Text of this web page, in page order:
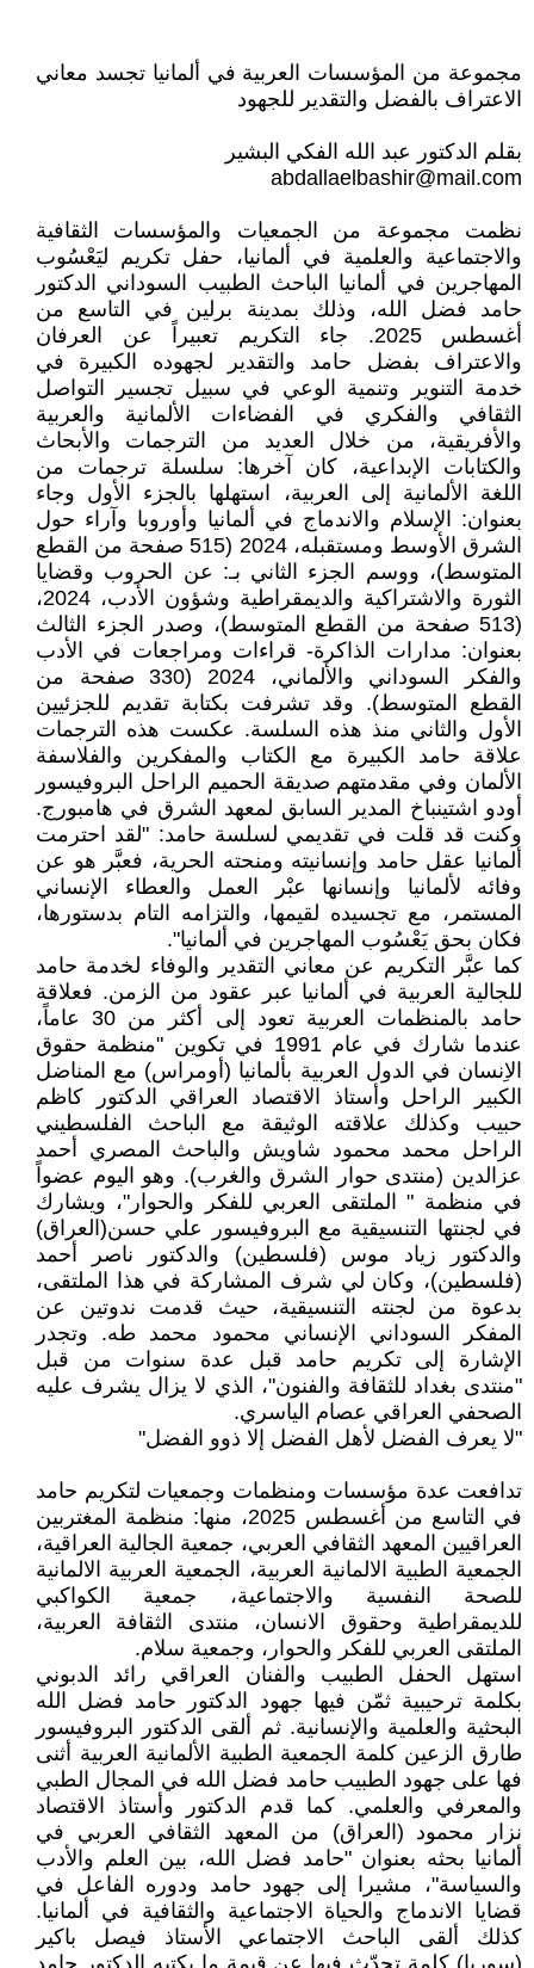
مجموعة من المؤسسات العربية في ألمانيا تجسد معاني
الاعتراف بالفضل والتقدير للجهود
بقلم الدكتور عبد الله الفكي البشير
abdallaelbashir@mail.com
نظمت مجموعة من الجمعيات والمؤسسات الثقافية
والاجتماعية والعلمية في ألمانيا، حفل تكريم ليَعْسُوب
المهاجرين في ألمانيا الباحث الطبيب السوداني الدكتور
حامد فضل الله، وذلك بمدينة برلين في التاسع من
أغسطس 2025. جاء التكريم تعبيراً عن العرفان
والاعتراف بفضل حامد والتقدير لجهوده الكبيرة في
خدمة التنوير وتنمية الوعي في سبيل تجسير التواصل
الثقافي والفكري في الفضاءات الألمانية والعربية
والأفريقية، من خلال العديد من الترجمات والأبحاث
والكتابات الإبداعية، كان آخرها: سلسلة ترجمات من
اللغة الألمانية إلى العربية، استهلها بالجزء الأول وجاء
بعنوان: الإسلام والاندماج في ألمانيا وأوروبا وآراء حول
الشرق الأوسط ومستقبله، 2024 (515 صفحة من القطع
المتوسط)، ووسم الجزء الثاني بـ: عن الحروب وقضايا
الثورة والاشتراكية والديمقراطية وشؤون الأدب، 2024،
(513 صفحة من القطع المتوسط)، وصدر الجزء الثالث
بعنوان: مدارات الذاكرة- قراءات ومراجعات في الأدب
والفكر السوداني والألماني، 2024 (330 صفحة من
القطع المتوسط). وقد تشرفت بكتابة تقديم للجزئيين
الأول والثاني منذ هذه السلسة. عكست هذه الترجمات
علاقة حامد الكبيرة مع الكتاب والمفكرين والفلاسفة
الألمان وفي مقدمتهم صديقة الحميم الراحل البروفيسور
أودو اشتينباخ المدير السابق لمعهد الشرق في هامبورج.
وكنت قد قلت في تقديمي لسلسة حامد: "لقد احترمت
ألمانيا عقل حامد وإنسانيته ومنحته الحرية، فعبَّر هو عن
وفائه لألمانيا وإنسانها عبْر العمل والعطاء الإنساني
المستمر، مع تجسيده لقيمها، والتزامه التام بدستورها،
فكان بحق يَعْسُوب المهاجرين في ألمانيا".
كما عبَّر التكريم عن معاني التقدير والوفاء لخدمة حامد
للجالية العربية في ألمانيا عبر عقود من الزمن. فعلاقة
حامد بالمنظمات العربية تعود إلى أكثر من 30 عاماً،
عندما شارك في عام 1991 في تكوين "منظمة حقوق
الاِنسان في الدول العربية بألمانيا (أومراس) مع المناضل
الكبير الراحل وأستاذ الاقتصاد العراقي الدكتور كاظم
حبيب وكذلك علاقته الوثيقة مع الباحث الفلسطيني
الراحل محمد محمود شاويش والباحث المصري أحمد
عزالدين (منتدى حوار الشرق والغرب). وهو اليوم عضواً
في منظمة " الملتقى العربي للفكر والحوار"، ويشارك
في لجنتها التنسيقية مع البروفيسور علي حسن(العراق)
والدكتور زياد موس (فلسطين) والدكتور ناصر أحمد
(فلسطين)، وكان لي شرف المشاركة في هذا الملتقى،
بدعوة من لجنته التنسيقية، حيث قدمت ندوتين عن
المفكر السوداني الإنساني محمود محمد طه. وتجدر
الإشارة إلى تكريم حامد قبل عدة سنوات من قبل
"منتدى بغداد للثقافة والفنون"، الذي لا يزال يشرف عليه
الصحفي العراقي عصام الياسري.
"لا يعرف الفضل لأهل الفضل إلا ذوو الفضل"
تدافعت عدة مؤسسات ومنظمات وجمعيات لتكريم حامد
في التاسع من أغسطس 2025، منها: منظمة المغتربين
العراقيين المعهد الثقافي العربي، جمعية الجالية العراقية،
الجمعية الطبية الالمانية العربية، الجمعية العربية الالمانية
للصحة النفسية والاجتماعية، جمعية الكواكبي
للديمقراطية وحقوق الانسان، منتدى الثقافة العربية،
الملتقى العربي للفكر والحوار، وجمعية سلام.
استهل الحفل الطبيب والفنان العراقي رائد الدبوني
بكلمة ترحيبية ثمّن فيها جهود الدكتور حامد فضل الله
البحثية والعلمية والإنسانية. ثم ألقى الدكتور البروفيسور
طارق الزعين كلمة الجمعية الطبية الألمانية العربية أثنى
فها على جهود الطبيب حامد فضل الله في المجال الطبي
والمعرفي والعلمي. كما قدم الدكتور وأستاذ الاقتصاد
نزار محمود (العراق) من المعهد الثقافي العربي في
ألمانيا بحثه بعنوان "حامد فضل الله، بين العلم والأدب
والسياسة"، مشيرا إلى جهود حامد ودوره الفاعل في
قضايا الاندماج والحياة الاجتماعية والثقافية في ألمانيا.
كذلك ألقى الباحث الاجتماعي الأستاذ فيصل باكير